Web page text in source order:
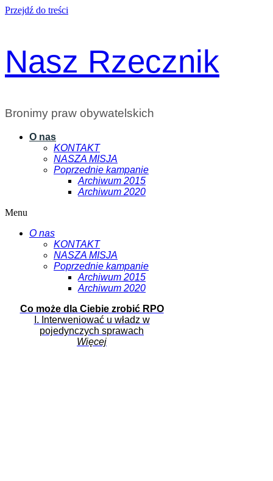
Przejdź do treści
Nasz Rzecznik
Bronimy praw obywatelskich
O nas
KONTAKT
NASZA MISJA
Poprzednie kampanie
Archiwum 2015
Archiwum 2020
Menu
O nas
KONTAKT
NASZA MISJA
Poprzednie kampanie
Archiwum 2015
Archiwum 2020
Co może dla Ciebie zrobić RPO
I. Interweniować u władz w
pojedynczych sprawach
Więcej